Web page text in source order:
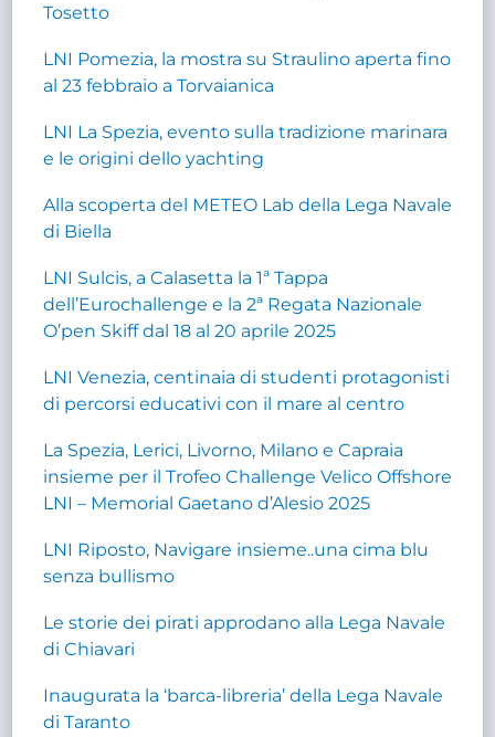
Tosetto
LNI Pomezia, la mostra su Straulino aperta fino
al 23 febbraio a Torvaianica
LNI La Spezia, evento sulla tradizione marinara
e le origini dello yachting
Alla scoperta del METEO Lab della Lega Navale
di Biella
LNI Sulcis, a Calasetta la 1ª Tappa
dell’Eurochallenge e la 2ª Regata Nazionale
O’pen Skiff dal 18 al 20 aprile 2025
LNI Venezia, centinaia di studenti protagonisti
di percorsi educativi con il mare al centro
La Spezia, Lerici, Livorno, Milano e Capraia
insieme per il Trofeo Challenge Velico Offshore
LNI – Memorial Gaetano d’Alesio 2025
LNI Riposto, Navigare insieme..una cima blu
senza bullismo
Le storie dei pirati approdano alla Lega Navale
di Chiavari
Inaugurata la ‘barca-libreria’ della Lega Navale
di Taranto